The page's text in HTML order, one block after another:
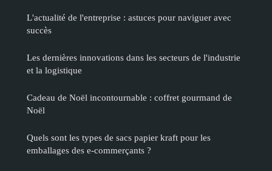
L'actualité de l'entreprise : astuces pour naviguer avec
succès
Les dernières innovations dans les secteurs de l'industrie
et la logistique
Cadeau de Noël incontournable : coffret gourmand de
Noël
Quels sont les types de sacs papier kraft pour les
emballages des e-commerçants ?